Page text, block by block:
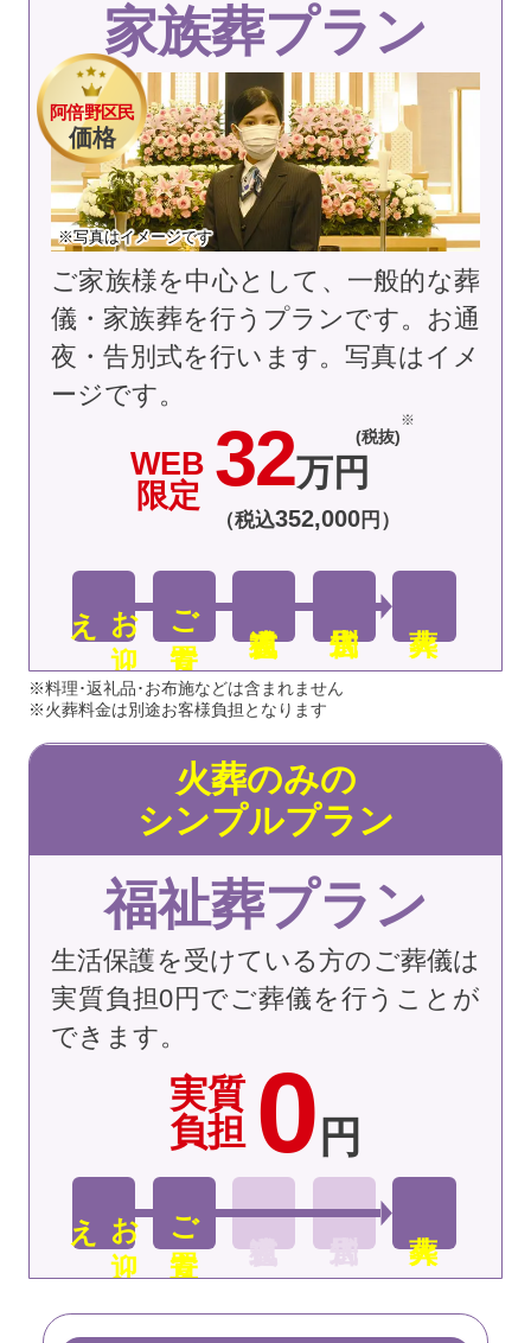
阿倍野区民
価格
※写真はイメージです
家族葬プラン
WEB
限定 32万円
(税抜)
（税込352,000円）
お
迎
え ご安置
ご家族様を中心として、一般的な葬
儀・家族葬を行うプランです。お通
夜・告別式を行います。写真はイメ
ージです。
※料理･返礼品･お布施などは含まれません
※火葬料金は別途お客様負担となります
火葬のみの
シンプルプラン
福祉葬プラン
実質
負担 0 円
生活保護を受けている方のご葬儀は
実質負担0円でご葬儀を行うことが
できます。
お
迎
え ご安置